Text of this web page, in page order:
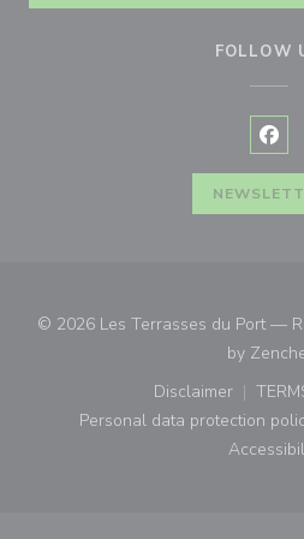
FOLLOW
© 2026 Les Terrasses du Port —
by
Disclaimer
((opens in a
Personal data protection
((opens in